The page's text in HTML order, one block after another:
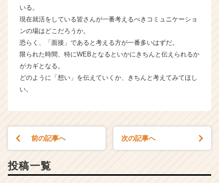
いる。
現在就活をしている皆さんが一番考えるべきコミュニケーショ
ンの場はどこだろうか。
恐らく、「面接」であると考える方が一番多いはずだ。
限られた時間、特にWEBとなるといかにきちんと伝えられるか
がカギとなる。
どのように「想い」を伝えていくか、きちんと考えてみてほし
い。
前の記事へ 次の記事へ
投稿一覧